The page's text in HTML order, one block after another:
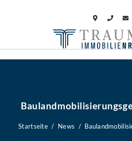
Startseite News